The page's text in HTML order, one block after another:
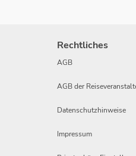
Rechtliches
AGB
AGB der
Datenschutzhinweise
Impressum